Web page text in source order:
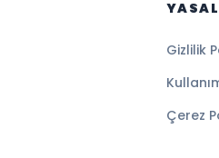
YASAL
Gizlilik
Çerez